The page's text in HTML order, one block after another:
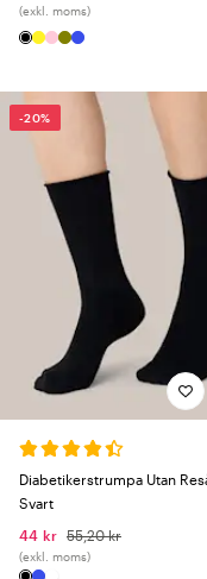
(exkl. moms)
-20%
Diabetikerstrumpa Utan
Svart
44 kr 55,20 kr
(exkl. moms)